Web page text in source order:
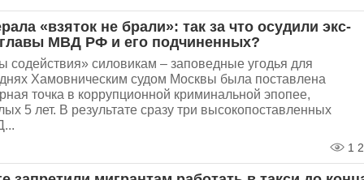
«взяток не брали»: так за что осудили экс-
МВД РФ и его подчиненных?
содействия» силовикам – заповедные угодья для
Хамовническим судом Москвы была поставлена
точка в коррупционной криминальной эпопее,
5 лет. В результате сразу три высокопоставленных
1